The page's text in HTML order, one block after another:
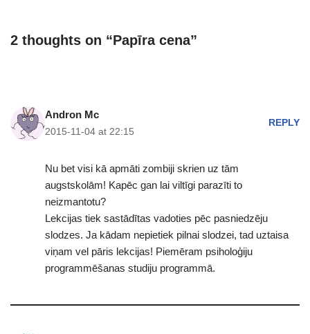
2 thoughts on “Papīra cena”
Andron Mc
2015-11-04 at 22:15
REPLY
Nu bet visi kā apmāti zombiji skrien uz tām
augstskolām! Kapēc gan lai viltīgi parazīti to
neizmantotu?
Lekcijas tiek sastādītas vadoties pēc pasniedzēju
slodzes. Ja kādam nepietiek pilnai slodzei, tad uztaisa
viņam vel pāris lekcijas! Piemēram psiholoģiju
programmēšanas studiju programmā.